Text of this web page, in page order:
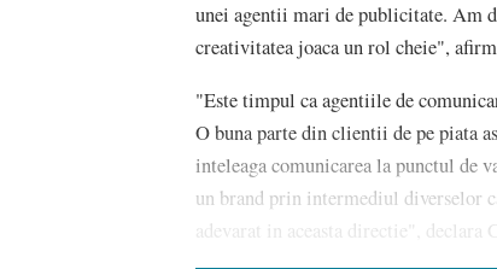
unei agentii mari de publicitate. Am
creativitatea joaca un rol cheie",
"Este timpul ca agentiile de
O buna parte din clientii de pe piata
inteleaga comunicarea la punctul de
un brand prin intermediul diverselor
adevarat in aceasta directie",